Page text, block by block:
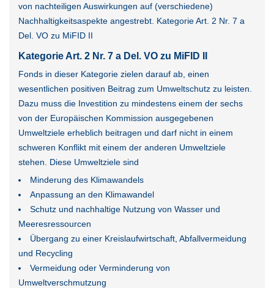
von nachteiligen Auswirkungen auf (verschiedene)
Nachhaltigkeitsaspekte angestrebt. Kategorie Art. 2 Nr. 7 a
Del. VO zu MiFID II
Kategorie Art. 2 Nr. 7 a Del. VO zu MiFID II
Fonds in dieser Kategorie zielen darauf ab, einen
wesentlichen positiven Beitrag zum Umweltschutz zu leisten.
Dazu muss die Investition zu mindestens einem der sechs
von der Europäischen Kommission ausgegebenen
Umweltziele erheblich beitragen und darf nicht in einem
schweren Konflikt mit einem der anderen Umweltziele
stehen. Diese Umweltziele sind
Minderung des Klimawandels
Anpassung an den Klimawandel
Schutz und nachhaltige Nutzung von Wasser und
Meeresressourcen
Übergang zu einer Kreislaufwirtschaft, Abfallvermeidung
und Recycling
Vermeidung oder Verminderung von
Umweltverschmutzung